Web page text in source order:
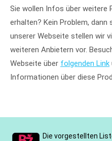
Sie wollen Infos über weitere
erhalten? Kein Problem, dann
unserer Webseite stellen wir
weiteren Anbietern vor.
Webseite über folgenden Link
Informationen über diese
Die vorgestellten